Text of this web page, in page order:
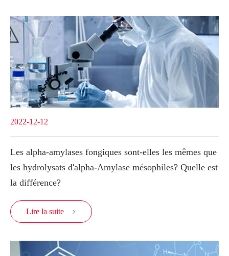
2022-12-12
Les alpha-amylases fongiques sont-elles les mêmes que
les hydrolysats d'alpha-Amylase mésophiles? Quelle est
la différence?
Lire la suite 